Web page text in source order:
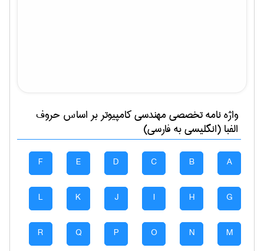
واژه نامه تخصصیمهندسی كامپيوتربر اساس حروف
الفبا (انگلیسی به فارسی)
A
B
C
D
E
F
G
H
I
J
K
L
M
N
O
P
Q
R